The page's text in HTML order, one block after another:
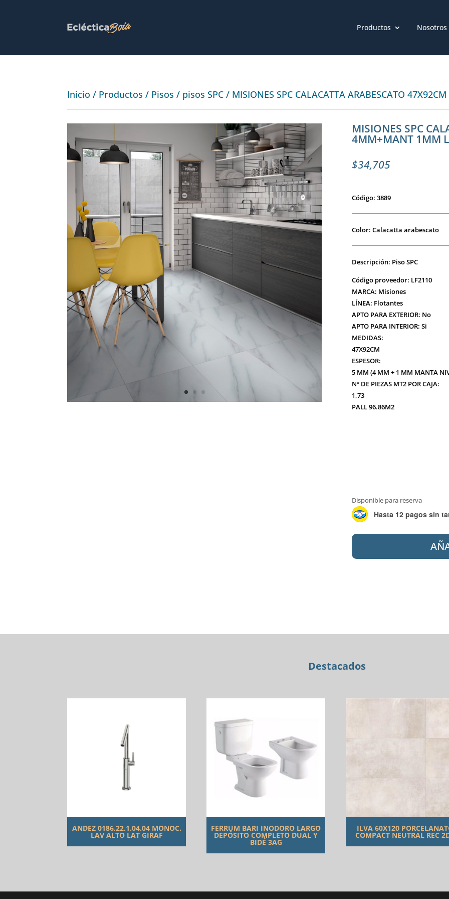
Productos Nosotros
Inicio / Productos / Pisos / pisos SPC / MISIONES SPC CALACATTA ARABESCATO
MISIONES SPC
4MM+MANT 1MM
$34,705
Código: 3889
Color: Calacatta arabescato
Descripción: Piso SPC
Código proveedor: LF2110
MARCA: Misiones
LÍNEA: Flotantes
APTO PARA EXTERIOR: No
APTO PARA INTERIOR: Si
MEDIDAS:
47X92CM
ESPESOR:
5 MM (4 MM + 1 MM MANTA
Nº DE PIEZAS MT2 POR CAJA:
1,73
PALL 96.86M2
Disponible para reserva
Hasta 12 pagos sin
MISIONES
CALACATTA
Destacados
ANDEZ 0186.22.1.04.04 MONOC.
LAV ALTO LAT GIRAF
FERRUM BARI INODORO LARGO
DEPÓSITO COMPLETO DUAL Y
BIDÉ 3AG
ILVA 60X120
COMPACT NEUTRAL REC